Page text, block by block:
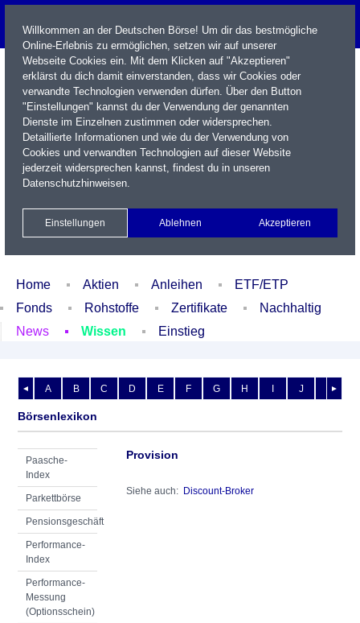
Name / WKN / ISIN / Kürzel
Xetra Realtime
Watchlist Portfolio Login
Home Aktien Anleihen
ETF/ETP
Fonds
Rohstoffe Zertifikate
Nachhaltig
News
Wissen Einstieg
◄ ►
A B C D E F G H I J K
Börsenlexikon
Paasche-
Index
Parkettbörse
Pensionsgeschäft
Performance-
Index
Performance-
Messung
(Optionsschein)
Provision
Siehe auch: Discount-Broker
Willkommen an der Deutschen Börse! Um dir das bestmögliche
Online-Erlebnis zu ermöglichen, setzen wir auf unserer
Webseite Cookies ein. Mit dem Klicken auf "Akzeptieren"
erklärst du dich damit einverstanden, dass wir Cookies oder
verwandte Technologien verwenden dürfen. Über den Button
"Einstellungen" kannst du der Verwendung der genannten
Dienste im Einzelnen zustimmen oder widersprechen.
Detaillierte Informationen und wie du der Verwendung von
Cookies und verwandten Technologien auf dieser Website
jederzeit widersprechen kannst, findest du in unseren
Datenschutzhinweisen.
Einstellungen Ablehnen Akzeptieren